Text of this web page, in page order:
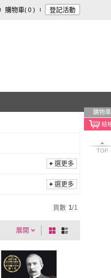
購物車( 0 ) 登記活動
購物車
TOP
選更多
選更多
頁數 1/1
展開
棋
盤
列